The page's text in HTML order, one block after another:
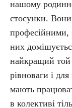
нашому
стосунки.
професійними,
них
найкращий той
рівноваги і
мають
в колективі